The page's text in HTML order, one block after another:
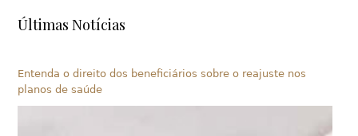
Últimas Notícias
Entenda o direito dos beneficiários sobre o reajuste nos
planos de saúde